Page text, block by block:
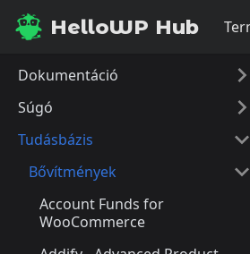
HelloWP Hub
Dokumentáció
Súgó
Tudásbázis
Bővítmények
Account Funds for
WooCommerce